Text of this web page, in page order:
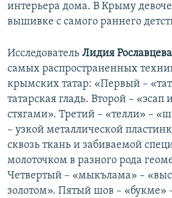
интерьера дома. В Крыму
вышивке с самого раннего
Исследователь Лидия Рославцева
самых распространенных
крымских татар: «Первый –
татарская гладь. Второй –
стягами». Третий – «телли» –
– узкой металлической
сквозь ткань и забиваемой
молоточком в разного рода
Четвертый – «мыкълама» –
золотом». Пятый шов –